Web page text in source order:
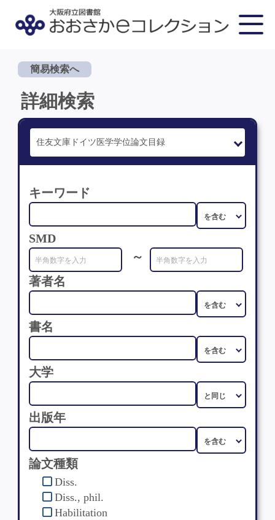
簡易検索へ
詳細検索
キーワード
SMD
～
著者名
書名
大学
出版年
論文種類
Diss.
Diss., phil.
Habilitation